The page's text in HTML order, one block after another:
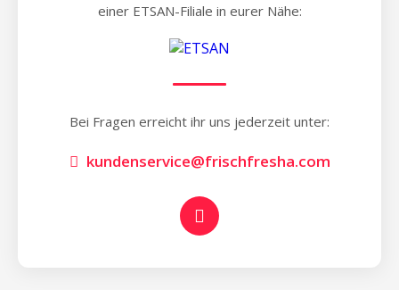
einer ETSAN-Filiale in eurer Nähe:
Bei Fragen erreicht ihr uns jederzeit unter:
kundenservice@frischfresha.com